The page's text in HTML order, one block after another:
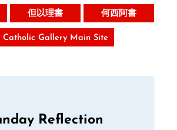
但以理書 何西阿書
Catholic Gallery Main Site
Reflection